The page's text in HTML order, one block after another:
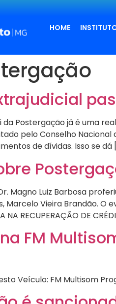
HOME
da Postergação já é uma
pelo Conselho
de dívidas. Isso se dá
Magno Luiz Barbosa
Vieira Brandão. O
NA RECUPERAÇÃO DE
FM
Veículo: FM Multisom